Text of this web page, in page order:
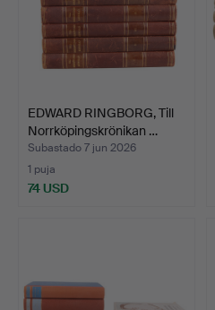
EDWARD RINGBORG, Till
Norrköpingskrönikan …
Subastado 7 jun 2026
1 puja
74 USD